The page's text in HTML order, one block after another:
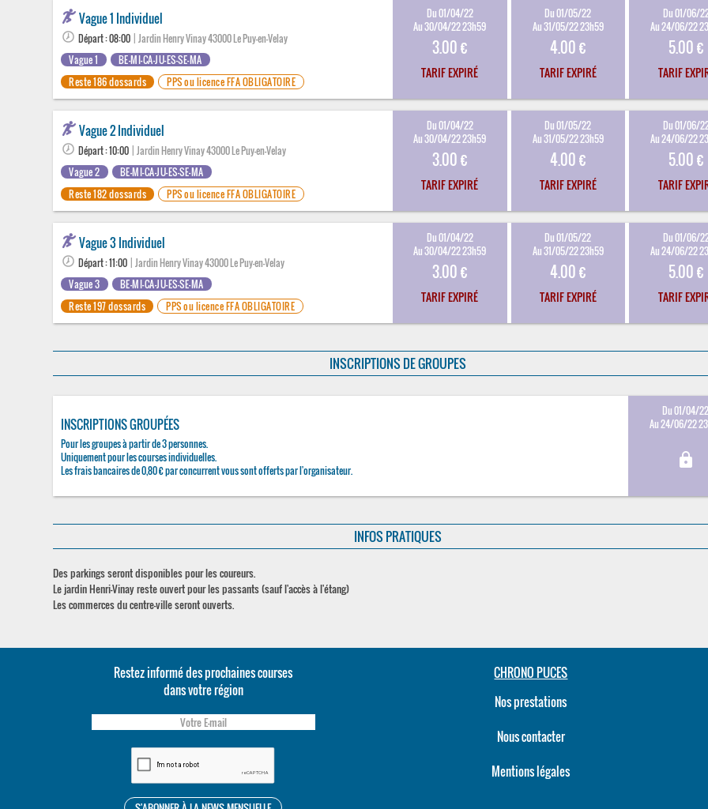
Vague 1 Individuel
Départ : 08:00 | Jardin Henry Vinay 43000 Le Puy-en-Velay
Vague 1
BE-MI-CA-JU-ES-SE-MA
Reste 186 dossards
PPS ou licence FFA OBLIGATOIRE
Du 01/04/22
Au 30/04/22 23h59
3.00 €
TARIF EXPIRÉ
Du 01/05/22
Au 31/05/22 23h59
4.00 €
TARIF EXPIRÉ
Du 01/06/
Au 24/06/22
5.00 €
TARIF
Vague 2 Individuel
Départ : 10:00 | Jardin Henry Vinay 43000 Le Puy-en-Velay
Vague 2
BE-MI-CA-JU-ES-SE-MA
Reste 182 dossards
PPS ou licence FFA OBLIGATOIRE
Du 01/04/22
Au 30/04/22 23h59
3.00 €
TARIF EXPIRÉ
Du 01/05/22
Au 31/05/22 23h59
4.00 €
TARIF EXPIRÉ
Du 01/06/
Au 24/06/22
5.00 €
TARIF
Vague 3 Individuel
Départ : 11:00 | Jardin Henry Vinay 43000 Le Puy-en-Velay
Vague 3
BE-MI-CA-JU-ES-SE-MA
Reste 197 dossards
PPS ou licence FFA OBLIGATOIRE
Du 01/04/22
Au 30/04/22 23h59
3.00 €
TARIF EXPIRÉ
Du 01/05/22
Au 31/05/22 23h59
4.00 €
TARIF EXPIRÉ
Du 01/06/
Au 24/06/22
5.00 €
TARIF
INSCRIPTIONS DE GROUPES
INSCRIPTIONS GROUPÉES
Pour les groupes à partir de 3 personnes.
Uniquement pour les courses individuelles.
Les frais bancaires de 0,80 € par concurrent vous sont offerts par l'organisateur.
Du 01/04/22
Au 24/06/22
lock
INFOS PRATIQUES
Des parkings seront disponibles pour les coureurs.
Le jardin Henri-Vinay reste ouvert pour les passants (sauf l'accès à l'étang)
Les commerces du centre-ville seront ouverts.
Restez informé des prochaines courses
dans votre région
CHRONO PUCES
Nos prestations
Nous contacter
Mentions légales